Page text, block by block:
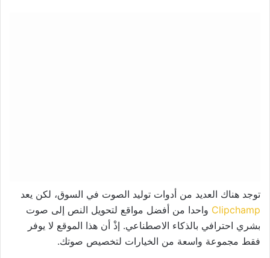
توجد هناك العديد من أدوات توليد الصوت في السوق، لكن يعد
Clipchamp واحدا من أفضل مواقع لتحويل النص إلى صوت
بشري احترافي بالذكاء الاصطناعي. إذْ أن هذا الموقع لا يوفر
فقط مجموعة واسعة من الخيارات لتخصيص صوتك.